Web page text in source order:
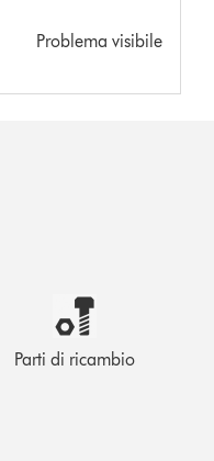
Problema visibile
Parti di ricambio